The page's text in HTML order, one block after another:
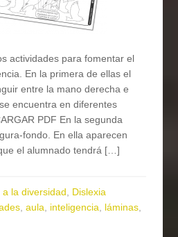
actividades para fomentar el
En la primera de ellas el
entre la mano derecha e
encuentra en diferentes
PDF En la segunda
fondo. En ella aparecen
el alumnado tendrá […]
a la diversidad
Dislexia
,aula inteligencia láminas